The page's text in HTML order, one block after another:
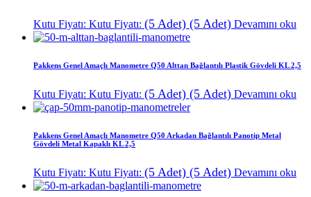
Kutu Fiyatı: Kutu Fiyatı: (5 Adet) (5 Adet) Devamını oku
Pakkens Genel Amaçlı Manometre Q50 Alttan Bağlantılı Plastik Gövdeli KL 2,5
Kutu Fiyatı: Kutu Fiyatı: (5 Adet) (5 Adet) Devamını oku
Pakkens Genel Amaçlı Manometre Q50 Arkadan Bağlantılı Panotip Metal
Gövdeli Metal Kapaklı KL 2,5
Kutu Fiyatı: Kutu Fiyatı: (5 Adet) (5 Adet) Devamını oku